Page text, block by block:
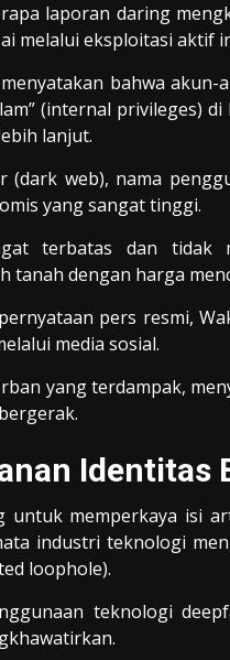
laporan daring
melalui eksploitasi aktif
bahwa
(internal privileges)
lanjut.
(dark web), nama
yang sangat tinggi.
terbatas dan
tanah dengan harga
pers resmi,
media sosial.
yang terdampak,
Identitas
untuk memperkaya isi
industri teknologi
loophole).
teknologi